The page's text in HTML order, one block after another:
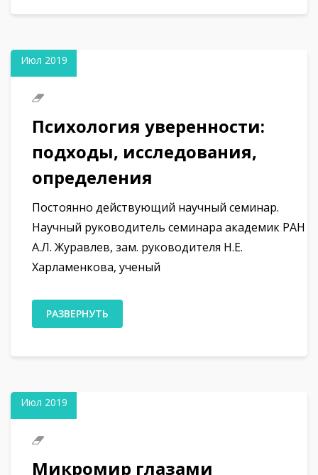
Июл 2019
Психология уверенности:
подходы, исследования,
определения
Постоянно действующий научный семинар.
Научный руководитель семинара академик РАН
А.Л. Журавлев, зам. руководителя Н.Е.
Харламенкова, ученый
РАЗВЕРНУТЬ
Июл 2019
Микромир глазами